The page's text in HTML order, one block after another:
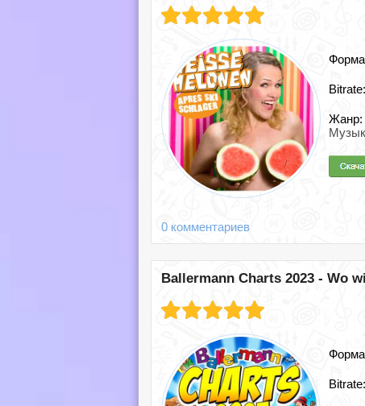
Bitrate:
Жанр:
0 комментариев
Ballermann Charts 2023 - Wo
Bitrate: